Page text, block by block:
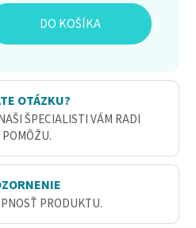
DO KOŠÍKA
OTÁZKU?
ŠPECIALISTI VÁM RADI
POMÔŽU.
PRODUKTU.